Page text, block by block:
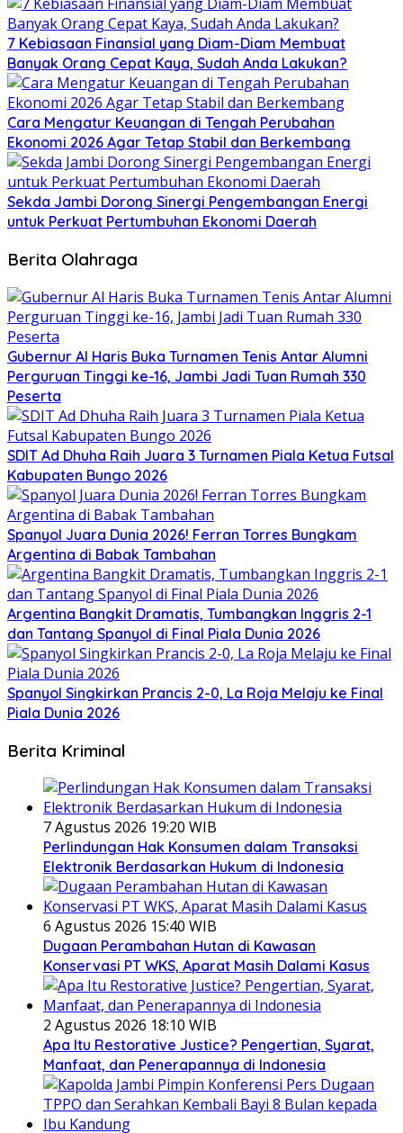
7 Kebiasaan Finansial yang Diam-Diam Membuat
Banyak Orang Cepat Kaya, Sudah Anda Lakukan?
Cara Mengatur Keuangan di Tengah Perubahan
Ekonomi 2026 Agar Tetap Stabil dan Berkembang
Sekda Jambi Dorong Sinergi Pengembangan Energi
untuk Perkuat Pertumbuhan Ekonomi Daerah
Berita Olahraga
Gubernur Al Haris Buka Turnamen Tenis Antar Alumni
Perguruan Tinggi ke-16, Jambi Jadi Tuan Rumah 330
Peserta
SDIT Ad Dhuha Raih Juara 3 Turnamen Piala Ketua Futsal
Kabupaten Bungo 2026
Spanyol Juara Dunia 2026! Ferran Torres Bungkam
Argentina di Babak Tambahan
Argentina Bangkit Dramatis, Tumbangkan Inggris 2-1
dan Tantang Spanyol di Final Piala Dunia 2026
Spanyol Singkirkan Prancis 2-0, La Roja Melaju ke Final
Piala Dunia 2026
Berita Kriminal
7 Agustus 2026 19:20 WIB
Perlindungan Hak Konsumen dalam Transaksi
Elektronik Berdasarkan Hukum di Indonesia
6 Agustus 2026 15:40 WIB
Dugaan Perambahan Hutan di Kawasan
Konservasi PT WKS, Aparat Masih Dalami Kasus
2 Agustus 2026 18:10 WIB
Apa Itu Restorative Justice? Pengertian, Syarat,
Manfaat, dan Penerapannya di Indonesia